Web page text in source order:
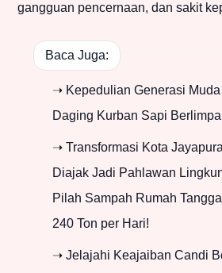
gangguan pencernaan, dan sakit
Baca Juga:
➝ Kepedulian Generasi Muda
Daging Kurban Sapi
➝ Transformasi Kota
Diajak Jadi Pahlawan
Pilah Sampah Rumah
240 Ton per Hari!
➝ Jelajahi Keajaiban Candi